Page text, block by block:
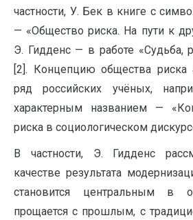
частности, У. Бек в книге с
— «Общество риска. На пути к
Э. Гидденс — в работе «Судьба,
[2]. Концепцию общества риска
ряд российских учёных,
характерным названием —
риска в социологическом
В частности, Э. Гидденс
качестве результата
становится центральным в
прощается с прошлым, с